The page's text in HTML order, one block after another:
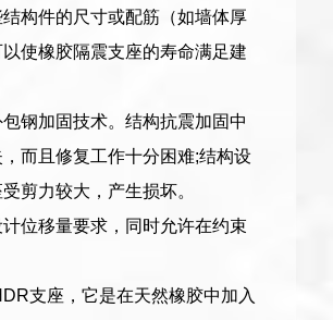
构件的尺寸或配筋（如墙体厚
使橡胶隔震支座的寿命满足建
钢加固技术。结构抗震加固中
而且修复工作十分困难;结构设
剪力较大，产生损坏。
位移量要求，同时允许在约束
支座，它是在天然橡胶中加入